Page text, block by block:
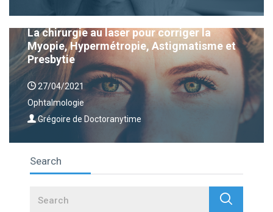
La chirurgie au laser pour corriger la
Myopie, Hypermétropie, Astigmatisme et
Presbytie
27/04/2021
Ophtalmologie
Grégoire de Doctoranytime
Search
Search